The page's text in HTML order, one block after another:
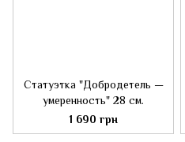
Статуэтка "Добродетель —
умеренность" 28 см.
1 690 грн